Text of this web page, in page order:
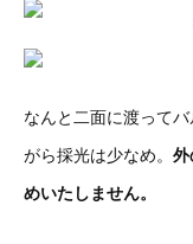
なんと二面に渡って
がら採光は少なめ。 外
めいたしません。